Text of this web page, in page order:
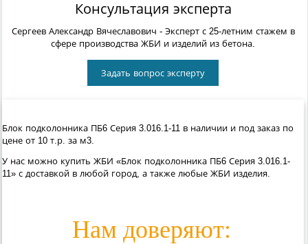
Консультация эксперта
Сергеев Александр Вячеславович - Эксперт с 25-летним стажем в
сфере производства ЖБИ и изделий из бетона.
Задать вопрос эксперту
Блок подколонника ПБ6 Серия 3.016.1-11 в наличии и под заказ по
цене от 10 т.р. за м3.
У нас можно купить ЖБИ «Блок подколонника ПБ6 Серия 3.016.1-
11» с доставкой в любой город, а также любые ЖБИ изделия.
Нам доверяют: